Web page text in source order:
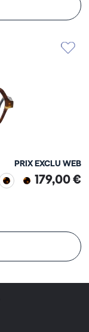
PRIX EXCLU WEB
179,00 €